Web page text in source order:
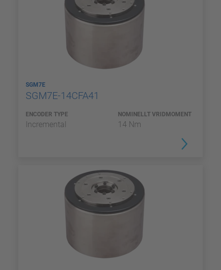
SGM7E
SGM7E-14CFA41
ENCODER TYPE
Incremental
NOMINELLT VRIDMOMENT
14 Nm